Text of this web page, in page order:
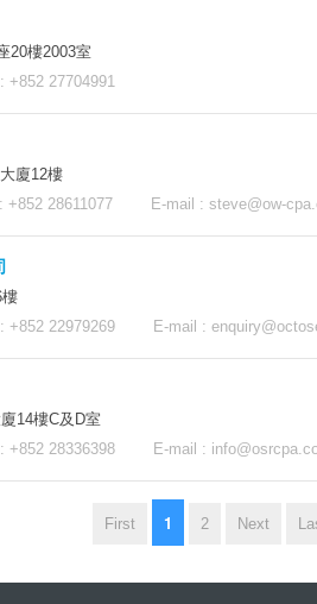
20樓2003室
+852 27704991
廈12樓
+852 28611077 E-mail : steve@ow-
+852 22979269 E-mail :
14樓C及D室
+852 28336398 E-mail :
First 1 2 Next